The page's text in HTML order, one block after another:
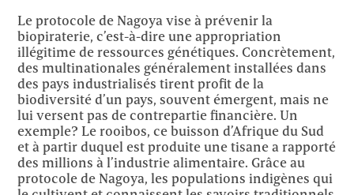
Le protocole de Nagoya vise à prévenir la
biopiraterie, c’est-à-dire une appropriation
illégitime de ressources génétiques. Concrètement,
des multinationales généralement installées dans
des pays industrialisés tirent profit de la
biodiversité d’un pays, souvent émergent, mais ne
lui versent pas de contrepartie financière. Un
exemple? Le rooibos, ce buisson d’Afrique du Sud
et à partir duquel est produite une tisane a rapporté
des millions à l’industrie alimentaire. Grâce au
protocole de Nagoya, les populations indigènes qui